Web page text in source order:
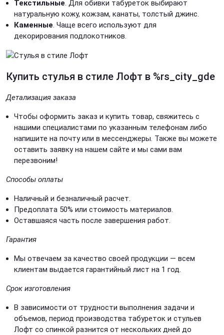
Текстильные. Для обивки табуреток выбирают
натуральную кожу, кожзам, канаты, толстый джинс.
Каменные. Чаще всего используют для
декорирования подлокотников.
Купить стулья в стиле Лофт в %rs_city_gde
Детализация заказа
Чтобы оформить заказ и купить товар, свяжитесь с
нашими специалистами по указанным телефонам либо
напишите на почту или в мессенджеры. Также вы можете
оставить заявку на нашем сайте и мы сами вам
перезвоним!
Способы оплаты
Наличный и безналичный расчет.
Предоплата 50% или стоимость материалов.
Оставшаяся часть после завершения работ.
Гарантия
Мы отвечаем за качество своей продукции — всем
клиентам выдается гарантийный лист на 1 год.
Срок изготовления
В зависимости от трудности выполнения задачи и
объемов, период производства табуреток и стульев
Лофт со спинкой разнится от нескольких дней до